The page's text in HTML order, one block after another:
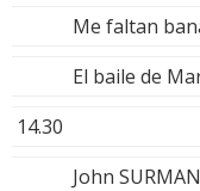
Me faltan
El baile de
14.30
John SURMAN